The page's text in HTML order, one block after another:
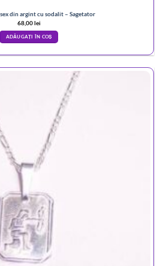
din argint cu sodalit – Sagetator
68,00lei
ADĂUGAȚI ÎN COȘ